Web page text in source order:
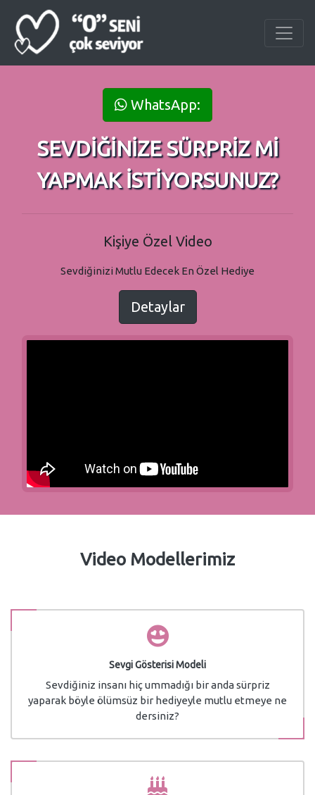
WhatsApp:
SEVDİĞİNİZE SÜRPRİZ Mİ
YAPMAK İSTİYORSUNUZ?
Kişiye Özel Video
Sevdiğinizi Mutlu Edecek En Özel Hediye
Detaylar
Video Modellerimiz
Sevgi Gösterisi Modeli
Sevdiğiniz insanı hiç ummadığı bir anda sürpriz
yaparak böyle ölümsüz bir hediyeyle mutlu etmeye ne
dersiniz?